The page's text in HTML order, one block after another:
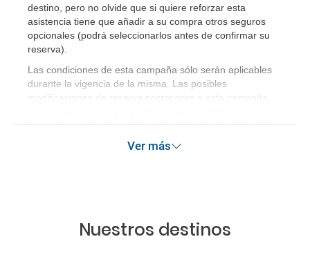
destino, pero no olvide que si quiere reforzar esta
asistencia tiene que añadir a su compra otros seguros
opcionales (podrá seleccionarlos antes de confirmar su
reserva)
Las condiciones de esta campaña sólo serán aplicables
durante la vigencia de la misma. Las posibles
modificaciones de reserva posteriores a esta campaña
Ver más
Nuestros destinos